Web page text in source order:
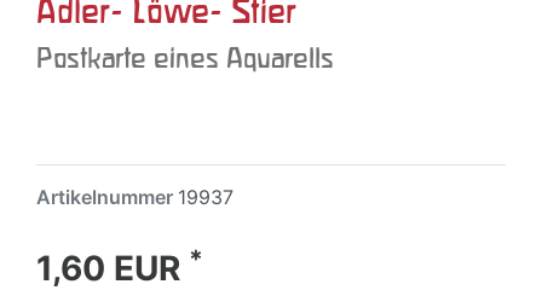
Adler- Löwe- Stier
Postkarte eines Aquarells
Artikelnummer 19937
1,60 EUR *